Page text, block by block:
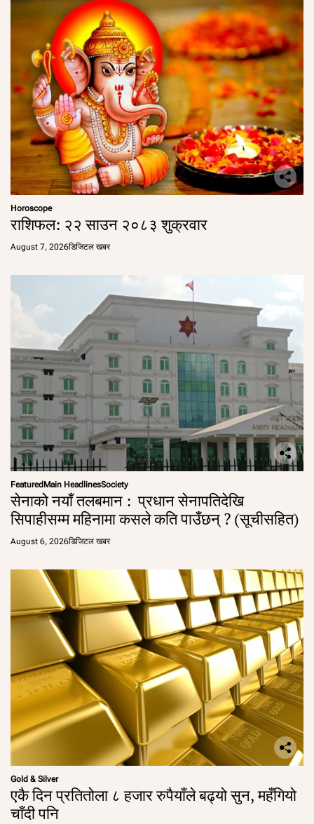
Horoscope
राशिफल: २२ साउन २०८३ शुक्रवार
August 7, 2026डिजिटल खबर
FeaturedMain HeadlinesSociety
सेनाको नयाँ तलबमान : प्रधान सेनापतिदेखि
सिपाहीसम्म महिनामा कसले कति पाउँछन् ? (सूचीसहित)
August 6, 2026डिजिटल खबर
Gold & Silver
एकै दिन प्रतितोला ८ हजार रुपैयाँले बढ्यो सुन, महँगियो
चाँदी पनि